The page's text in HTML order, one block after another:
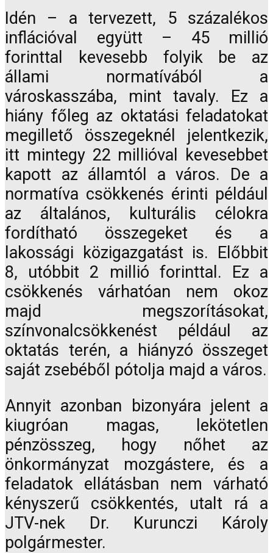
Idén – a tervezett, 5 százalékos
inflációval együtt – 45 millió
forinttal kevesebb folyik be az
állami normatívából a
városkasszába, mint tavaly. Ez a
hiány főleg az oktatási feladatokat
megillető összegeknél jelentkezik,
itt mintegy 22 millióval kevesebbet
kapott az államtól a város. De a
normatíva csökkenés érinti például
az általános, kulturális célokra
fordítható összegeket és a
lakossági közigazgatást is. Előbbit
8, utóbbit 2 millió forinttal. Ez a
csökkenés várhatóan nem okoz
majd megszorításokat,
színvonalcsökkenést például az
oktatás terén, a hiányzó összeget
saját zsebéből pótolja majd a város.
Annyit azonban bizonyára jelent a
kiugróan magas, lekötetlen
pénzösszeg, hogy nőhet az
önkormányzat mozgástere, és a
feladatok ellátásban nem várható
kényszerű csökkentés, utalt rá a
JTV-nek Dr. Kurunczi Károly
polgármester.